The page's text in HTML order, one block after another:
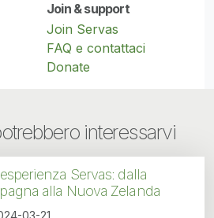
Join & support
Join Servas
FAQ e contattaci
Donate
interessarvi
Servas: dalla
alla Nuova Zelanda